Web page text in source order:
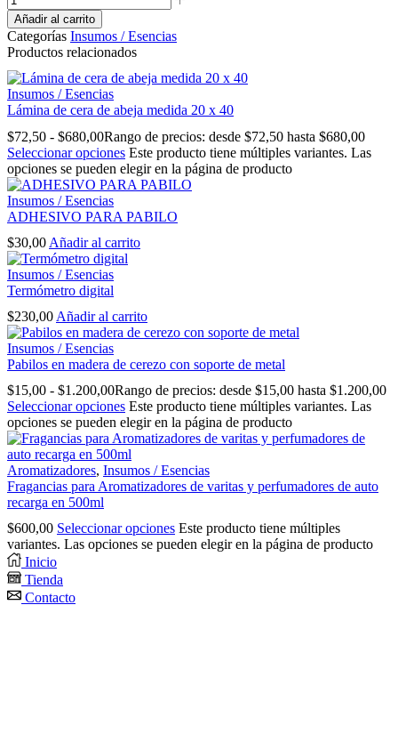
Añadir al carrito
Categorías Insumos / Esencias
Productos relacionados
Insumos / Esencias
Lámina de cera de abeja medida 20 x 40
$72,50 - $680,00Rango de precios: desde $72,50 hasta $680,00
Seleccionar opciones Este producto tiene múltiples variantes. Las
opciones se pueden elegir en la página de producto
Insumos / Esencias
ADHESIVO PARA PABILO
$30,00 Añadir al carrito
Insumos / Esencias
Termómetro digital
$230,00 Añadir al carrito
Insumos / Esencias
Pabilos en madera de cerezo con soporte de metal
$15,00 - $1.200,00Rango de precios: desde $15,00 hasta $1.200,00
Seleccionar opciones Este producto tiene múltiples variantes. Las
opciones se pueden elegir en la página de producto
Aromatizadores, Insumos / Esencias
Fragancias para Aromatizadores de varitas y perfumadores de auto
recarga en 500ml
$600,00 Seleccionar opciones Este producto tiene múltiples
variantes. Las opciones se pueden elegir en la página de producto
Inicio
Tienda
Contacto